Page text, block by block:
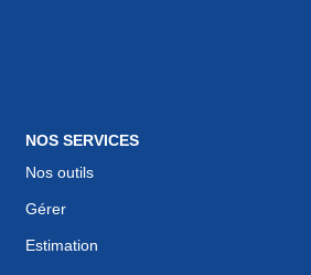
NOS SERVICES
Nos outils
Gérer
Estimation